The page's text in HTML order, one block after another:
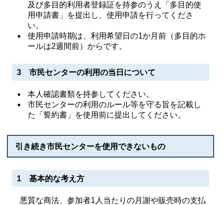
及び多目的利用者登録証を持参のうえ「多目的使
用申請書」を提出し、使用申請を行ってくださ
い。
使用申請時期は、利用希望日の1か月前（多目的ホ
ールは2週間前）からです。
3 市民センターの利用の当日について
本人確認書類を持参してください。
市民センターの利用のルール等を守る旨を記載し
た「誓約書」を使用前に提出してください。
引き続き市民センターを使用できないもの
1 基本的な考え方
悪質な商法、参加者1人当たりの月謝や販売時の支払